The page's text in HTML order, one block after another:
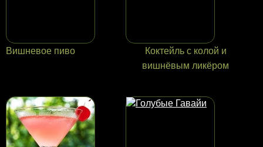
Вишневое пиво
Коктейль с колой и
вишнёвым ликёром